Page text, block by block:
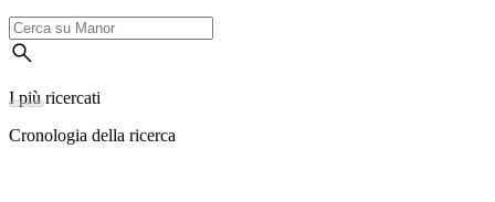
I più ricercati
Cronologia della ricerca